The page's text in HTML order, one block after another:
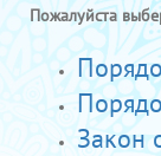
Пожалуйста
Закон